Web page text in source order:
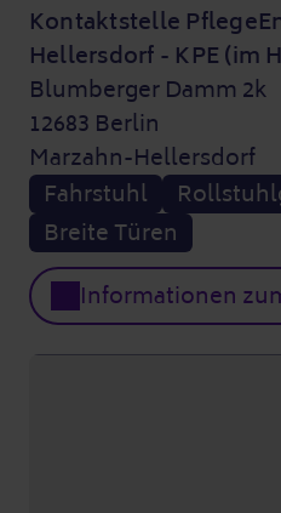
Kontaktstelle
Hellersdorf - KPE (im
Blumberger Damm 2k
12683 Berlin
Marzahn-Hellersdorf
Fahrstuhl
Breite Türen
Informationen